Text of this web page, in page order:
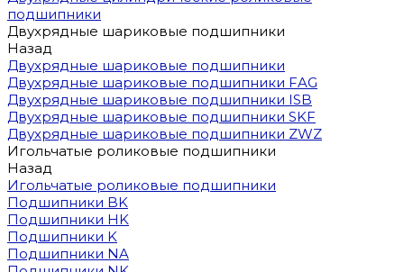
подшипники
Двухрядные шариковые подшипники
Назад
Двухрядные шариковые подшипники
Двухрядные шариковые подшипники FAG
Двухрядные шариковые подшипники ISB
Двухрядные шариковые подшипники SKF
Двухрядные шариковые подшипники ZWZ
Игольчатые роликовые подшипники
Назад
Игольчатые роликовые подшипники
Подшипники BK
Подшипники HK
Подшипники K
Подшипники NA